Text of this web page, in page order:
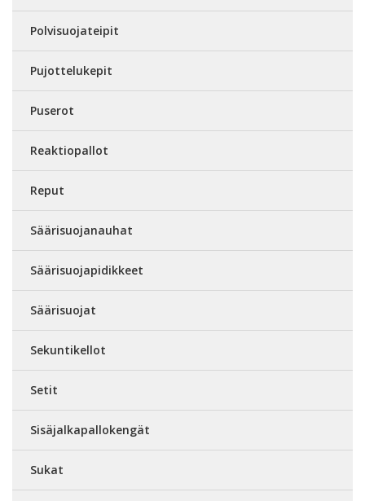
Polvisuojateipit
Pujottelukepit
Puserot
Reaktiopallot
Reput
Säärisuojanauhat
Säärisuojapidikkeet
Säärisuojat
Sekuntikellot
Setit
Sisäjalkapallokengät
Sukat